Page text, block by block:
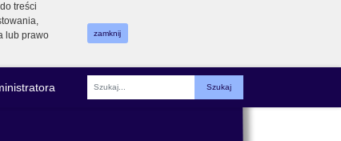
treści
lub prawo
zamknij
Fraza